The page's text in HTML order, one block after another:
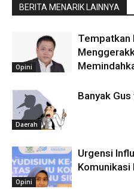
BERITA MENARIK LAINNYA
Opini
Tempatkan
Daerah
Banyak
Opini
Urgensi
Komunikasi